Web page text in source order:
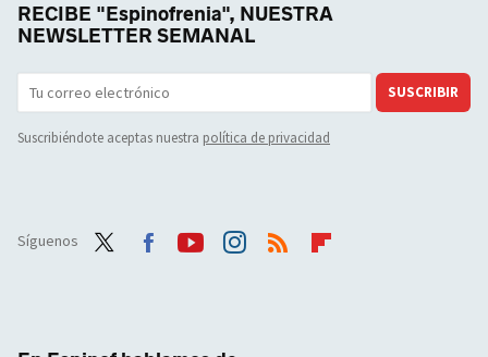
RECIBE "Espinofrenia", NUESTRA
NEWSLETTER SEMANAL
SUSCRIBIR
Suscribiéndote aceptas nuestra política de privacidad
Síguenos